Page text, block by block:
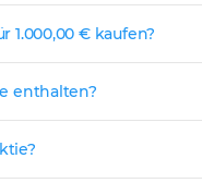
1.000,00 € kaufen?
enthalten?